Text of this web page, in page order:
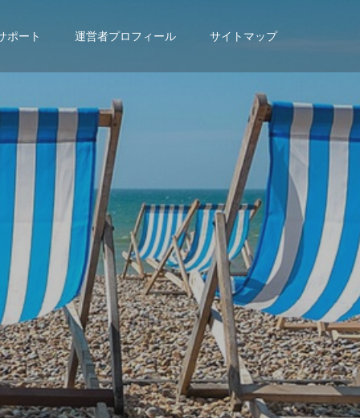
ポート 運営者プロフィール サイトマップ